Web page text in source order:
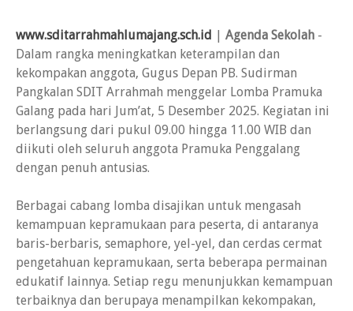
www.sditarrahmahlumajang.sch.id Agenda Sekolah -
Dalam rangka meningkatkan keterampilan dan
kekompakan anggota, Gugus Depan PB. Sudirman
Pangkalan SDIT Arrahmah menggelar Lomba Pramuka
Galang pada hari Jum’at, 5 Desember 2025. Kegiatan ini
berlangsung dari pukul 09.00 hingga 11.00 WIB dan
diikuti oleh seluruh anggota Pramuka Penggalang
dengan penuh antusias.
Berbagai cabang lomba disajikan untuk mengasah
kemampuan kepramukaan para peserta, di antaranya
baris-berbaris, semaphore, yel-yel, dan cerdas cermat
pengetahuan kepramukaan, serta beberapa permainan
edukatif lainnya. Setiap regu menunjukkan kemampuan
terbaiknya dan berupaya menampilkan kekompakan,